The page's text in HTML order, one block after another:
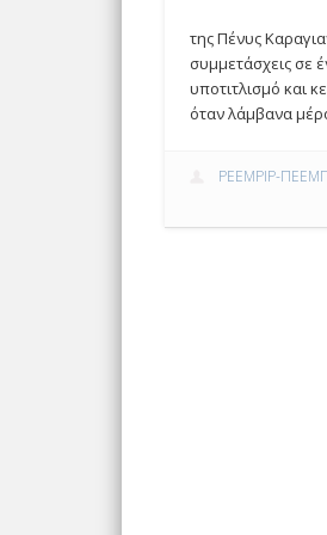
της Πένυς
συμμετάσχεις σε
υποτιτλισμό και
όταν λάμβανα
PEEMPIP-